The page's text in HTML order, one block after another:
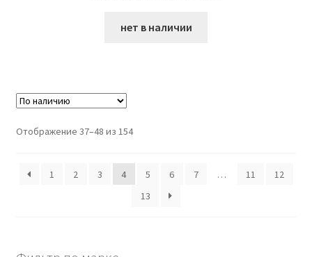
нет в наличии
Отображение 37–48 из 154
1 2 3 4 5 6 7 … 11
12
13